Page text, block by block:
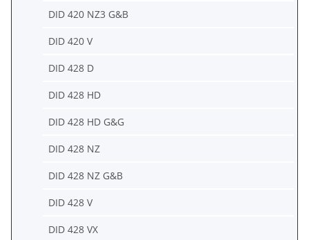
DID 420 NZ3 G&B
DID 420 V
DID 428 D
DID 428 HD
DID 428 HD G&G
DID 428 NZ
DID 428 NZ G&B
DID 428 V
DID 428 VX